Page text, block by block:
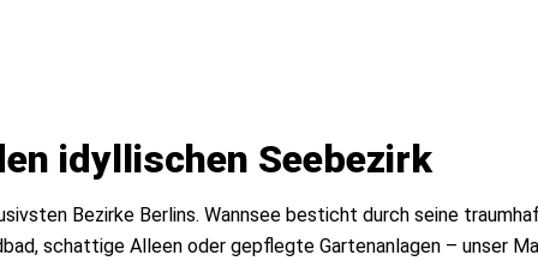
idyllischen Seebezirk
Bezirke Berlins. Wannsee besticht durch seine
schattige Alleen oder gepflegte Gartenanlagen – unser